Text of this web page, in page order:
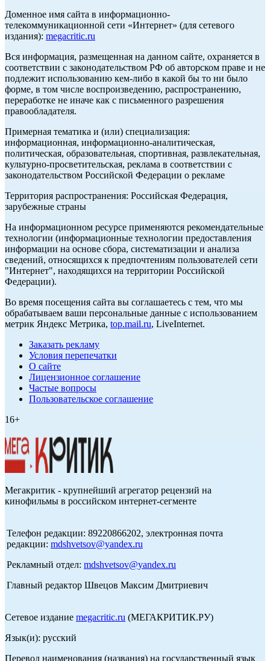
Доменное имя сайта в информационно-
телекоммуникационной сети «Интернет» (для сетевого
издания): megacritic.ru
Вся информация, размещенная на данном сайте, охраняется в
соответствии с законодательством РФ об авторском праве и не
подлежит использованию кем-либо в какой бы то ни было
форме, в том числе воспроизведению, распространению,
переработке не иначе как с письменного разрешения
правообладателя.
Примерная тематика и (или) специализация:
информационная, информационно-аналитическая,
политическая, образовательная, спортивная, развлекательная,
культурно-просветительская, реклама в соответствии с
законодательством Российской Федерации о рекламе
Территория распространения: Российская Федерация,
зарубежные страны
На информационном ресурсе применяются рекомендательные
технологии (информационные технологии предоставления
информации на основе сбора, систематизации и анализа
сведений, относящихся к предпочтениям пользователей сети
"Интернет", находящихся на территории Российской
Федерации).
Во время посещения сайта вы соглашаетесь с тем, что мы
обрабатываем ваши персональные данные с использованием
метрик Яндекс Метрика, top.mail.ru, LiveInternet.
Заказать рекламу
Условия перепечатки
О сайте
Лицензионное соглашение
Частые вопросы
Пользовательское соглашение
16+
Мегакритик - крупнейший агрегатор рецензий на
кинофильмы в российском интернет-сегменте
Телефон редакции: 89220866202, электронная почта
редакции: mdshvetsov@yandex.ru
Рекламный отдел: mdshvetsov@yandex.ru
Главный редактор Швецов Максим Дмитриевич
Сетевое издание megacritic.ru (МЕГАКРИТИК.РУ)
Язык(и): русский
Перевод наименования (названия) на государственный язык